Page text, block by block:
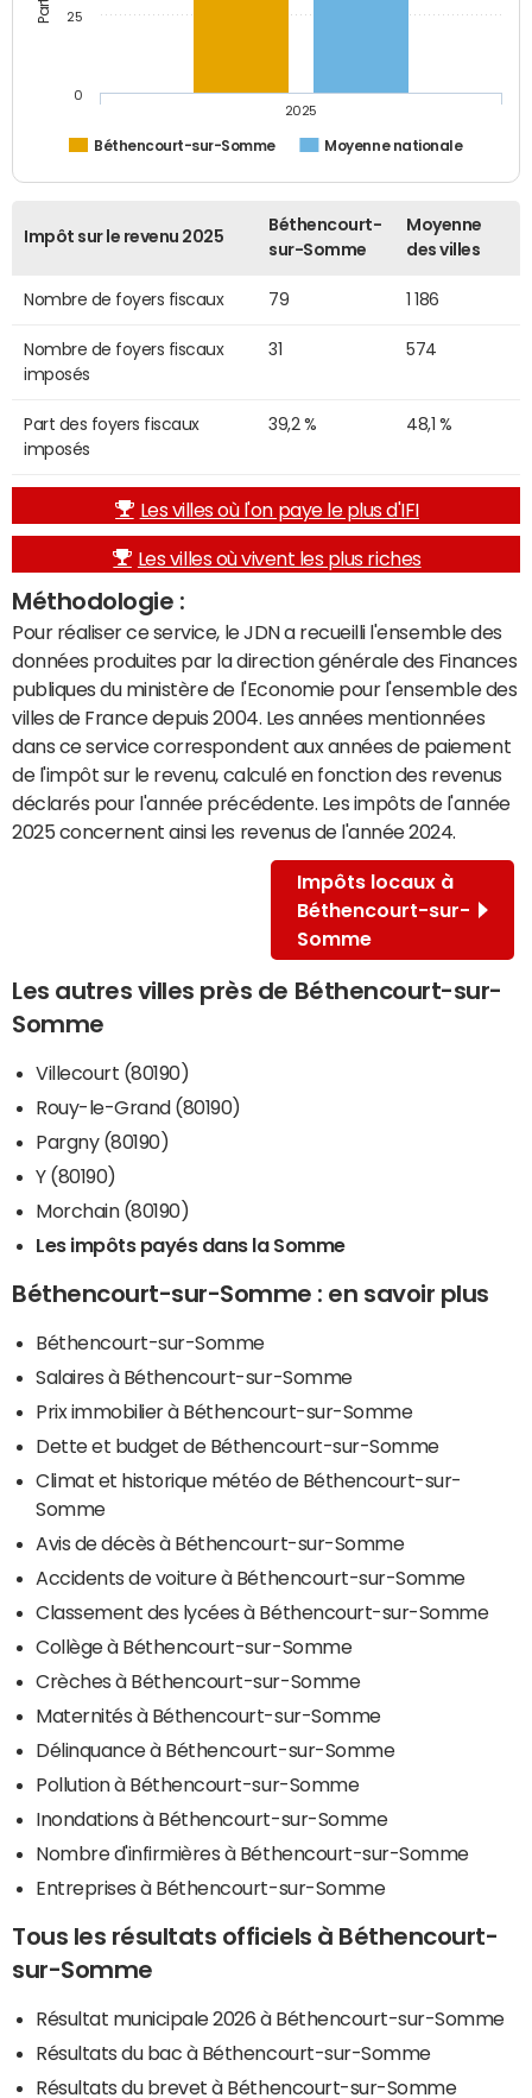
Béthencourt-sur-Somme Moyenne nationale
2025
0
25
Impôt sur le revenu 2025
Béthencourt-
sur-Somme
Moyenne
des villes
Nombre de foyers fiscaux 79 1 186
Nombre de foyers fiscaux
imposés
31 574
Part des foyers fiscaux
imposés
39,2 % 48,1 %
Les villes où l'on paye le plus d'IFI
Les villes où vivent les plus riches
Méthodologie :
Pour réaliser ce service, le JDN a recueilli l'ensemble des
données produites par la direction générale des Finances
publiques du ministère de l'Economie pour l'ensemble des
villes de France depuis 2004. Les années mentionnées
dans ce service correspondent aux années de paiement
de l'impôt sur le revenu, calculé en fonction des revenus
déclarés pour l'année précédente. Les impôts de l'année
2025 concernent ainsi les revenus de l'année 2024.
Impôts locaux à
Béthencourt-sur-
Somme
Les autres villes près de Béthencourt-sur-
Somme
Villecourt (80190)
Rouy-le-Grand (80190)
Pargny (80190)
Y (80190)
Morchain (80190)
Les impôts payés dans la Somme
Béthencourt-sur-Somme : en savoir plus
Béthencourt-sur-Somme
Salaires à Béthencourt-sur-Somme
Prix immobilier à Béthencourt-sur-Somme
Dette et budget de Béthencourt-sur-Somme
Climat et historique météo de Béthencourt-sur-
Somme
Avis de décès à Béthencourt-sur-Somme
Accidents de voiture à Béthencourt-sur-Somme
Classement des lycées à Béthencourt-sur-Somme
Collège à Béthencourt-sur-Somme
Crèches à Béthencourt-sur-Somme
Maternités à Béthencourt-sur-Somme
Délinquance à Béthencourt-sur-Somme
Pollution à Béthencourt-sur-Somme
Inondations à Béthencourt-sur-Somme
Nombre d'infirmières à Béthencourt-sur-Somme
Entreprises à Béthencourt-sur-Somme
Tous les résultats officiels à Béthencourt-
sur-Somme
Résultat municipale 2026 à Béthencourt-sur-Somme
Résultats du bac à Béthencourt-sur-Somme
Résultats du brevet à Béthencourt-sur-Somme